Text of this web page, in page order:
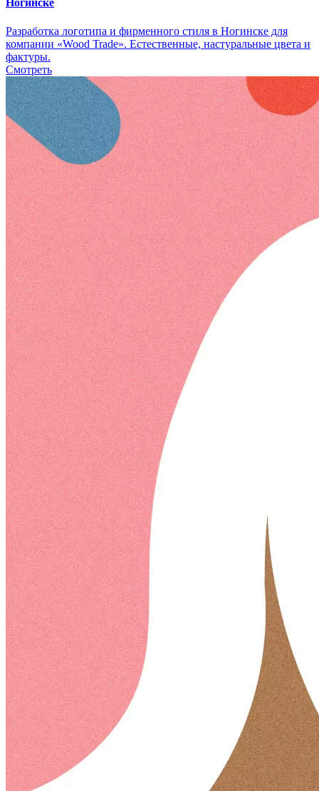
Ногинске
Разработка логотипа и фирменного стиля в Ногинске для
компании «Wood Trade». Естественные, настуральные цвета и
фактуры.
Смотреть